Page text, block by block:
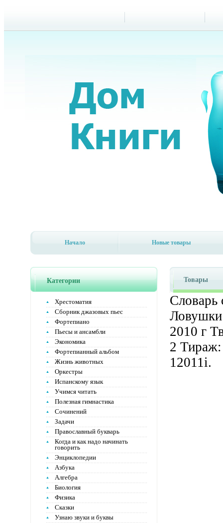
Начало Новые товары
Категории
Хрестоматия
Сборник джазовых пьес
Фортепиано
Пьесы и ансамбли
Экономика
Фортепианный альбом
Жизнь животных
Оркестры
Испанскому язык
Учимся читать
Полезная гимнастика
Сочинений
Задачи
Православный букварь
Когда и как надо начинать
говорить
Энциклопедии
Азбука
Алгебра
Биология
Физика
Сказки
Узнаю звуки и буквы
Товары
Словарь
Ловушки
2010 г
2
12011i.